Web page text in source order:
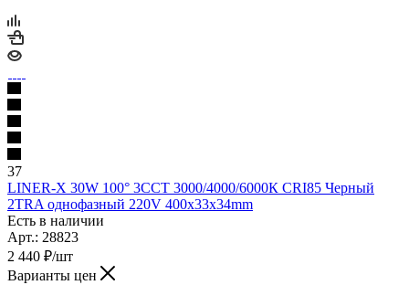
37
LINER-X 30W 100° 3ССТ 3000/4000/6000К CRI85 Черный
2TRA однофазный 220V 400x33x34mm
Есть в наличии
Арт.: 28823
2 440 ₽/шт
Варианты цен